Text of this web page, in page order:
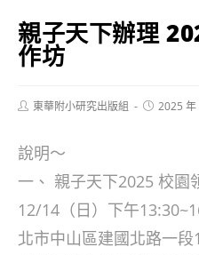
親子天下辦理
作坊
Post東華附小研究出版組
Post2025 年
說明～
一、 親子天下2025 校園
12/14（日）下午
北市中山區建國北路一